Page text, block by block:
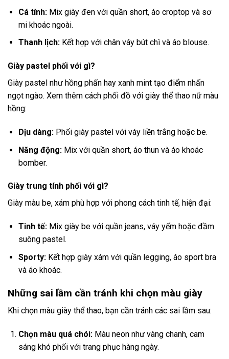
Cá tính:Mix giày đen với quần short, áo croptop và sơ
mi khoác ngoài.
Thanh lịch:Kết hợp với chân váy bút chì và áo blouse.
Giày pastel phối với gì?
Giày pastel như hồng phấn hay xanh mint tạo điểm nhấn
ngọt ngào. Xem thêm cách phối đồ với giày thể thao nữ màu
hồng:
Dịu dàng:Phối giày pastel với váy liền trắng hoặc be.
Năng động:Mix với quần short, áo thun và áo khoác
bomber.
Giày trung tính phối với gì?
Giày màu be, xám phù hợp với phong cách tinh tế, hiện đại:
Tinh tế:Mix giày be với quần jeans, váy yếm hoặc đầm
suông pastel.
Sporty:Kết hợp giày xám với quần legging, áo sport bra
và áo khoác.
Những sai lầm cần tránh khi chọn màu giày
Khi chọn màu giày thể thao, bạn cần tránh các sai lầm sau:
Chọn màu quá chói:Màu neon như vàng chanh, cam
sáng khó phối với trang phục hàng ngày.